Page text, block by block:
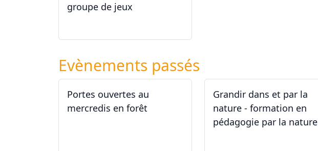
groupe de jeux
Evènements passés
Portes ouvertes au
mercredis en forêt
Grandir dans et par la
nature - formation en
pédagogie par la nature